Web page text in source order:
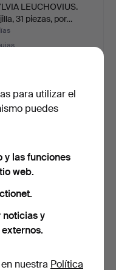
LEUCHOVIUS.
31 piezas, por…
DE TÉ, 5 piezas,
Rosentha…
USD
para utilizar el
puedes
y las funciones
web.
y
nuestra Política